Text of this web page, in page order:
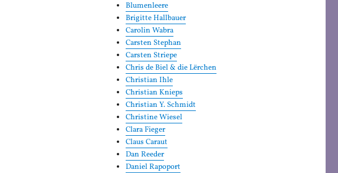
Blumenleere
Brigitte Hallbauer
Carolin Wabra
Carsten Stephan
Carsten Striepe
Chris de Biel & die Lërchen
Christian Ihle
Christian Knieps
Christian Y. Schmidt
Christine Wiesel
Clara Fieger
Claus Caraut
Dan Reeder
Daniel Rapoport